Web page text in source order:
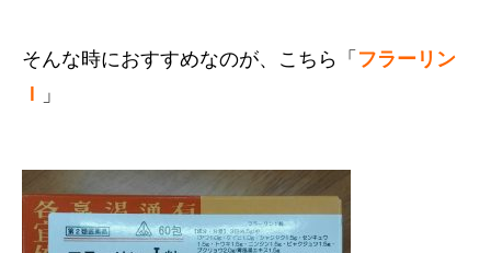
そんな時におすすめなのが、こちら「 フラーリン
」